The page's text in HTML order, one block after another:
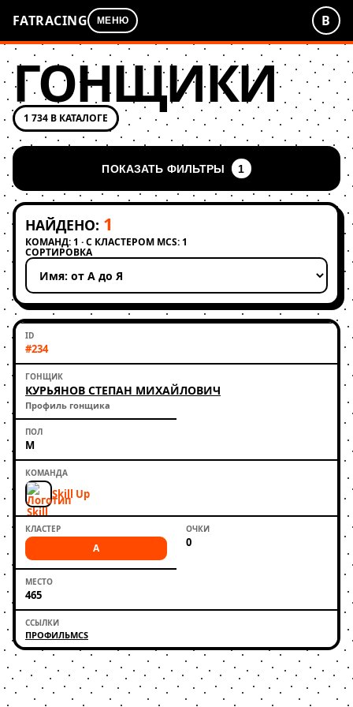
FATRACING МЕНЮ В
ГОНЩИКИ
1 734 В КАТАЛОГЕ
ПОКАЗАТЬ ФИЛЬТРЫ 1
НАЙДЕНО: 1
КОМАНД: 1 · С КЛАСТЕРОМ MCS: 1
СОРТИРОВКА
Применить сортировку
#234
КУРЬЯНОВ СТЕПАН МИХАЙЛОВИЧ
Профиль гонщика
М
Skill Up
A 0
465
ПРОФИЛЬMCS